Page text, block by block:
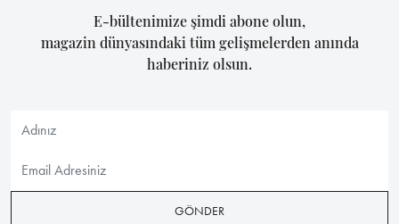
E-bültenimize şimdi abone olun,
magazin dünyasındaki tüm gelişmelerden anında
haberiniz olsun.
GÖNDER